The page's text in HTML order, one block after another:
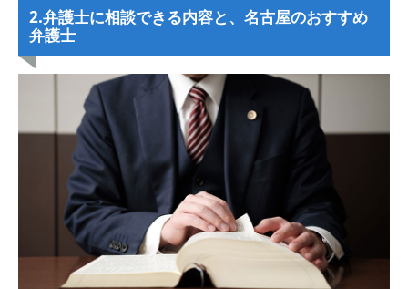
2.弁護士に相談できる内容と、名古屋のおすすめ
弁護士